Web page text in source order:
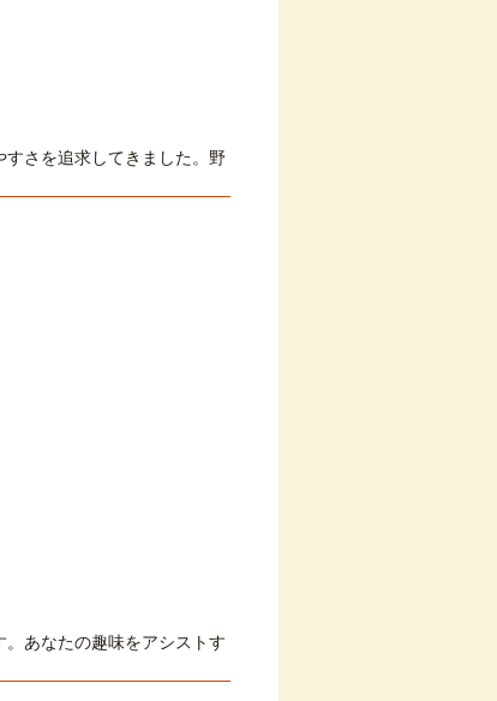
さを追求してきました。野
あなたの趣味をアシストす